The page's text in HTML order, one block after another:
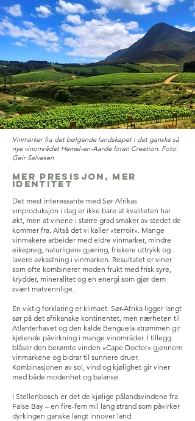
Vinmarker fra det bølgende landskapet i det ganske så
nye vinområdet Hemel-en-Aarde foran Creation. Foto:
Geir Salvesen
Mer presisjon, mer
identitet
Det mest interessante med Sør-Afrikas
vinproduksjon i dag er ikke bare at kvaliteten har
økt, men at vinene i større grad smaker av stedet de
kommer fra. Altså det vi kaller «terroir». Mange
vinmakere arbeider med eldre vinmarker, mindre
eikepreg, naturligere gjæring, friskere uttrykk og
lavere avkastning i vinmarken. Resultatet er viner
som ofte kombinerer moden frukt med frisk syre,
krydder, mineralitet og en energi som gjør dem
svært matvennlige.
En viktig forklaring er klimaet. Sør-Afrika ligger langt
sør på det afrikanske kontinentet, men nærheten til
Atlanterhavet og den kalde Benguela-strømmen gir
kjølende påvirkning i mange vinområder. I tillegg
blåser den berømte vinden «Cape Doctor» gjennom
vinmarkene og bidrar til sunnere druer.
Kombinasjonen av sol, vind og kjølighet gir viner
med både modenhet og balanse.
I Stellenbosch er det de kjølige pålandsvindene fra
False Bay – en fire-fem mil lang strand som påvirker
dyrkingen ganske langt innover land.